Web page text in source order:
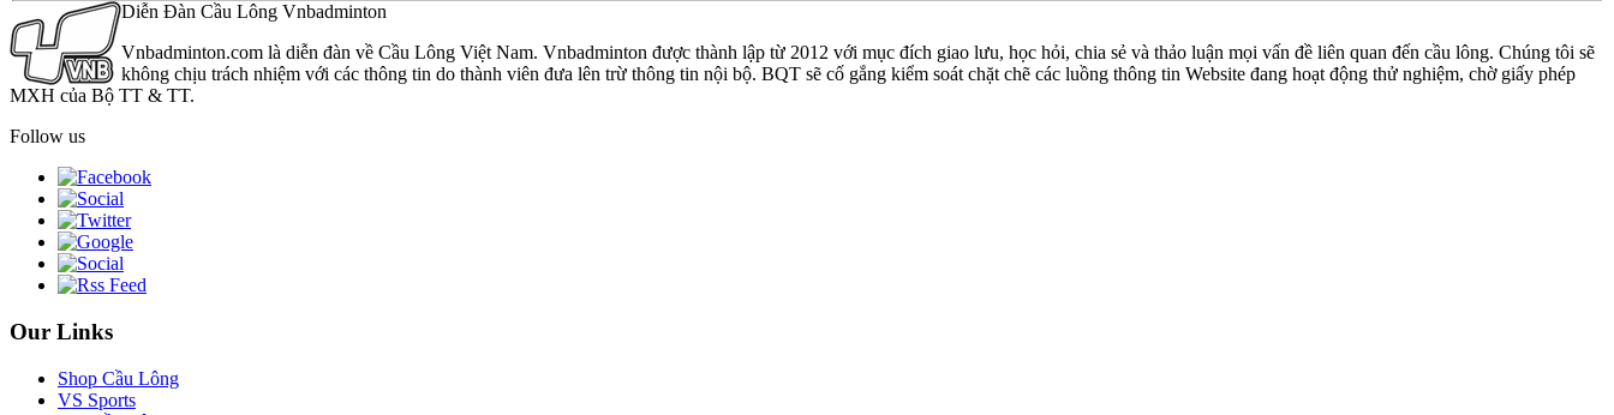
Diễn Đàn Cầu Lông Vnbadminton
Vnbadminton.com là diễn đàn về Cầu Lông Việt Nam. Vnbadminton được thành lập từ 2012 với mục đích giao lưu, học hỏi, chia sẻ và thảo luận mọi vấn đề liên quan đến cầu lông. Chúng tôi sẽ
không chịu trách nhiệm với các thông tin do thành viên đưa lên trừ thông tin nội bộ. BQT sẽ cố gắng kiểm soát chặt chẽ các luồng thông tin Website đang hoạt động thử nghiệm, chờ giấy phép
MXH của Bộ TT & TT.
Follow us
Our Links
Shop Cầu Lông
VS Sports